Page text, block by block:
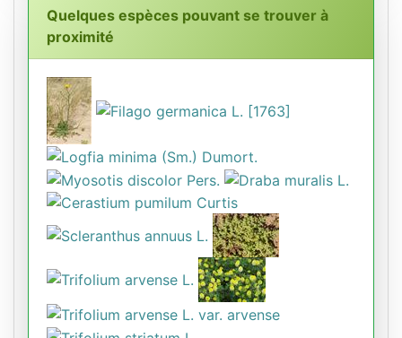
Quelques espèces pouvant se trouver à
proximité